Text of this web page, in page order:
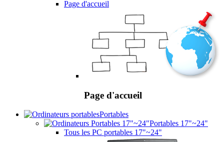
Page d'accueil
Page d'accueil
Portables
Portables 17"~24"
Tous les PC portables 17"~24"